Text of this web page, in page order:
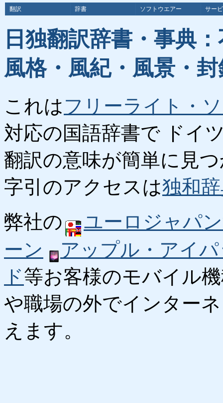
翻訳 辞書 ソフトウエアー サー
日独翻訳辞書・事典
風格・風紀・風景・
これはフリーライト・
対応の国語辞書で ドイ
翻訳の意味が簡単に見
字引のアクセスは独和
弊社の
ユーロジャパ
ーン
アップル・アイ
ド等お客様のモバイル
や職場の外でインター
えます。